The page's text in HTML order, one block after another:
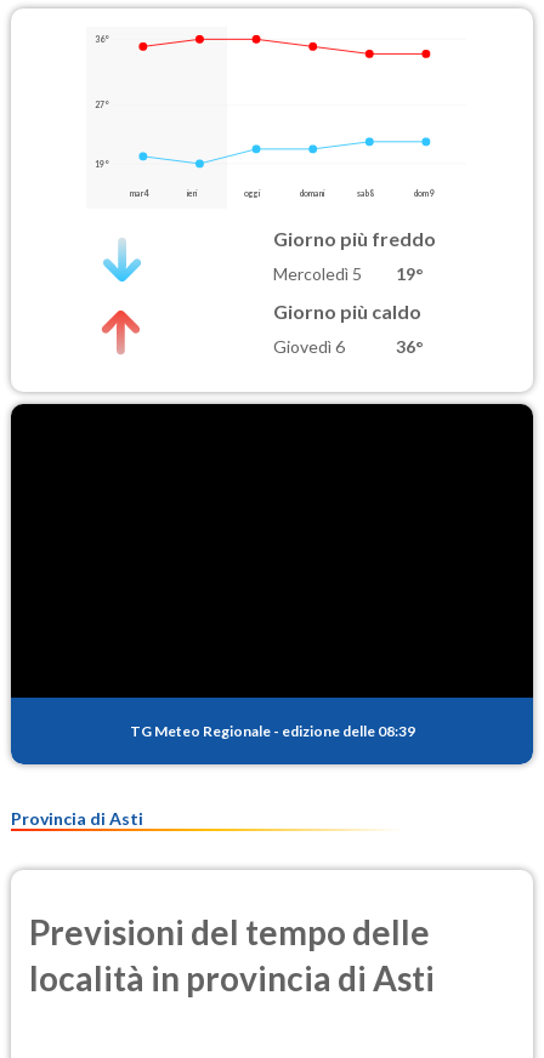
36°
27°
19°
mar 4 ieri oggi domani sab 8 dom 9
Giorno più freddo
Mercoledì 5 19°
Giorno più caldo
Giovedì 6 36°
TG Meteo Regionale - edizione delle 08:39
Provincia di Asti
Previsioni del tempo delle
località in provincia di Asti